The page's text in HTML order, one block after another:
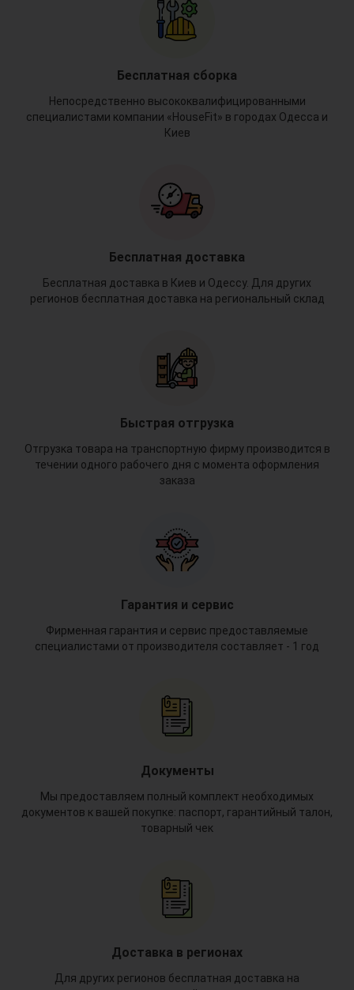
Бесплатная сборка
Непосредственно высококвалифицированными
специалистами компании «HouseFit» в городах Одесса и
Киев
Бесплатная доставка
Бесплатная доставка в Киев и Одессу. Для других
регионов бесплатная доставка на региональный склад
Быстрая отгрузка
Отгрузка товара на транспортную фирму производится в
течении одного рабочего дня с момента оформления
заказа
Гарантия и сервис
Фирменная гарантия и сервис предоставляемые
специалистами от производителя составляет - 1 год
Документы
Мы предоставляем полный комплект необходимых
документов к вашей покупке: паспорт, гарантийный талон,
товарный чек
Доставка в регионах
Для других регионов бесплатная доставка на
*